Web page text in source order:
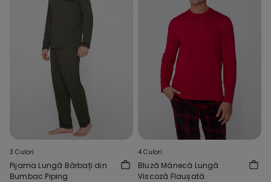
3 Culori
Pijama Lungă Bărbați din
Bumbac Piping
4 Culori
Bluză Mânecă Lungă
Viscoză Flaușată